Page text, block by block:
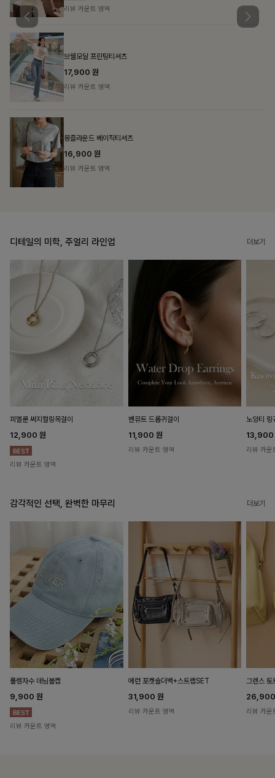
리뷰 카운트 영역
디테일의 미학, 주얼리 라인업 더보기
피엘룬 써지컬링목걸이
12,900 원
리뷰 카운트 영역
벤뮤트 드롭귀걸이
11,900 원
리뷰 카운트 영역
노잉티 링
리뷰 카운
감각적인 선택, 완벽한 마무리 더보기
풀렘자수 데님볼캡
9,900 원
리뷰 카운트 영역
에런 포켓숄더백+스트랩SET
31,900 원
리뷰 카운트 영역
그렌스
리뷰 카운